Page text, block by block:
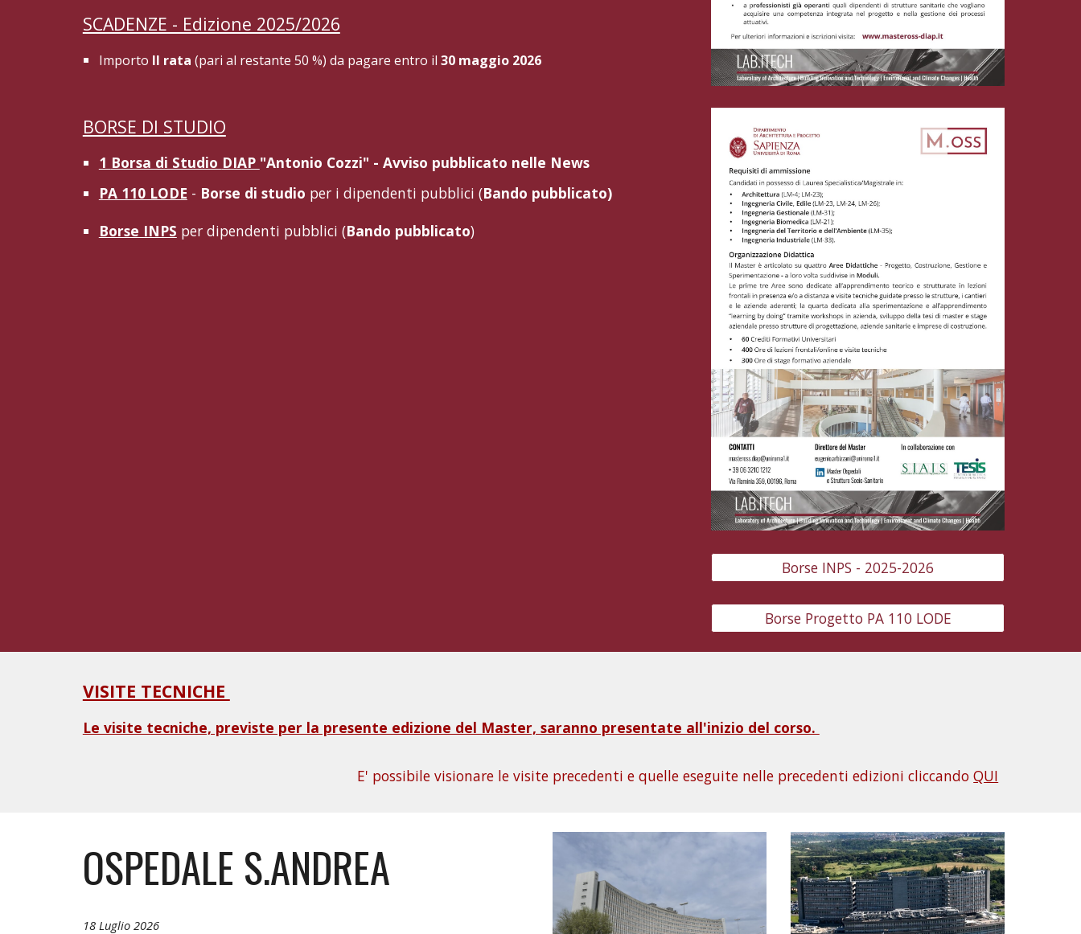
SCADENZE - Edizione 2025/2026
Importo II rata (pari al restante 50 %) da pagare entro il 30 maggio 2026
BORSE DI STUDIO
1 Borsa di Studio DIAP "Antonio Cozzi" - Avviso pubblicato nelle News
PA 110 LODE - Borse di studio per i dipendenti pubblici (Bando pubblicato)
Borse INPS per dipendenti pubblici (Bando pubblicato)
Borse INPS - 2025-2026
Borse Progetto PA 110 LODE
VISITE TECNICHE
Le visite tecniche, previste per la presente edizione del Master, saranno presentate all'inizio del corso.
E' possibile visionare le visite precedenti e quelle eseguite nelle precedenti edizioni cliccandoQUI
OSPEDALE S.ANDREA
18 Luglio 2026